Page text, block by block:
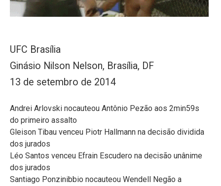
UFC Brasília
Ginásio Nilson Nelson, Brasília, DF
13 de setembro de 2014
Andrei Arlovski nocauteou Antônio Pezão aos 2min59s
do primeiro assalto
Gleison Tibau venceu Piotr Hallmann na decisão dividida
dos jurados
Léo Santos venceu Efrain Escudero na decisão unânime
dos jurados
Santiago Ponzinibbio nocauteou Wendell Negão a